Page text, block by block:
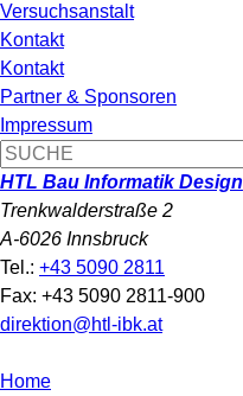
Versuchsanstalt
Kontakt
Kontakt
Partner & Sponsoren
Impressum
HTL Bau Informatik Design
Trenkwalderstraße 2
A-6026 Innsbruck
Tel.: +43 5090 2811
Fax: +43 5090 2811-900
direktion@htl-ibk.at
Home